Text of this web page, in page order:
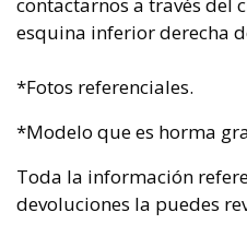
esquina inferior derecha
*Fotos referenciales.
*Modelo que es horma
Toda la información
devoluciones la puedes